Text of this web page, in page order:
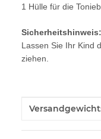
1 Hülle für die
Sicherheitshinweis:
Lassen Sie Ihr Kind
ziehen.
Wert